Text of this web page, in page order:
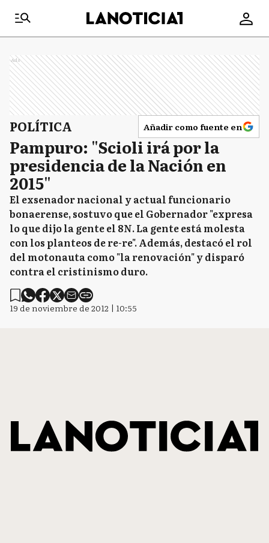
Ads
POLÍTICA Añadir como fuente en
Pampuro: "Scioli irá por la
presidencia de la Nación en
2015"
El exsenador nacional y actual funcionario
bonaerense, sostuvo que el Gobernador "expresa
lo que dijo la gente el 8N. La gente está molesta
con los planteos de re-re". Además, destacó el rol
del motonauta como "la renovación" y disparó
contra el cristinismo duro.
19 de noviembre de 2012 | 10:55